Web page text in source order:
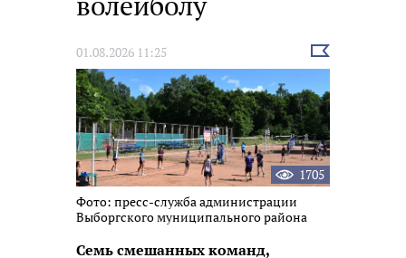
01.08.2026 11:25
Выбрать
новость
1705
Фото: пресс-служба администрации
Выборгского муниципального района
Семь смешанных команд,